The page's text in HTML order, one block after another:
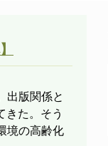
出版関係と
きた。そう
境の高齢化